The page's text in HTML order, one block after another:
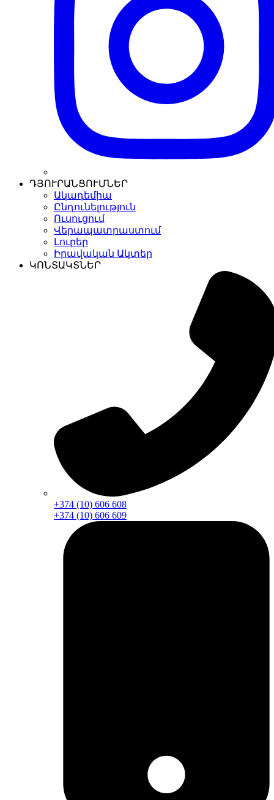
ԴՅՈՒՐԱՆՑՈՒՄՆԵՐ
Ակադեմիա
Ընդունելություն
Ուսուցում
Վերապատրաստում
Լուրեր
Իրավական Ակտեր
ԿՈՆՏԱԿՏՆԵՐ
+374 (10) 606 608
+374 (10) 606 609